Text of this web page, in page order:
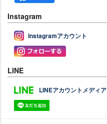
Instagram
Instagramアカウント
LINE
LINEアカウントメディア